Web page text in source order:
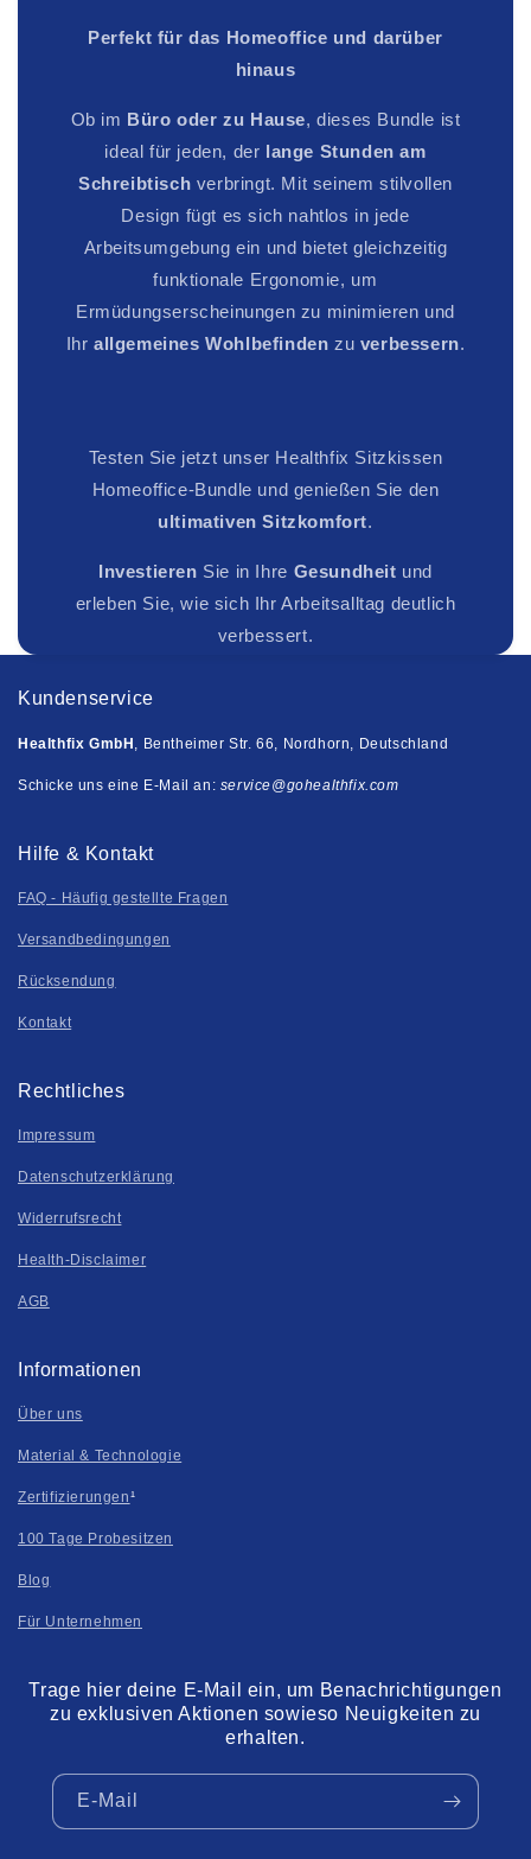
Perfekt für das Homeoffice und darüber
hinaus
Ob im Büro oder zu Hause, dieses Bundle ist
ideal für jeden, der lange Stunden am
Schreibtisch verbringt. Mit seinem stilvollen
Design fügt es sich nahtlos in jede
Arbeitsumgebung ein und bietet gleichzeitig
funktionale Ergonomie, um
Ermüdungserscheinungen zu minimieren und
Ihr allgemeines Wohlbefinden zu verbessern.
Testen Sie jetzt unser Healthfix Sitzkissen
Homeoffice-Bundle und genießen Sie den
ultimativen Sitzkomfort.
Investieren Sie in Ihre Gesundheit und
erleben Sie, wie sich Ihr Arbeitsalltag deutlich
verbessert.
Kundenservice
Healthfix GmbH , Bentheimer Str. 66, Nordhorn, Deutschland
Schicke uns eine E-Mail an: service@gohealthfix.com
Hilfe & Kontakt
FAQ - Häufig gestellte Fragen
Versandbedingungen
Rücksendung
Kontakt
Rechtliches
Impressum
Datenschutzerklärung
Widerrufsrecht
Health-Disclaimer
AGB
Informationen
Über uns
Material & Technologie
Zertifizierungen¹
100 Tage Probesitzen
Blog
Für Unternehmen
Trage hier deine E-Mail ein, um Benachrichtigungen
zu exklusiven Aktionen sowieso Neuigkeiten zu
erhalten.
E-Mail